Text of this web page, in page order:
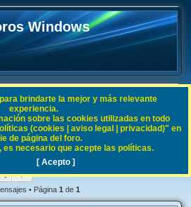
Windows
Informática
B
al abril Exel
BuscarBúsqueda avanzada
• Página 1 de 1
brindarte la mejor y más relevante
experiencia.
sobre las cookies utilizadas en todo
(cookies | aviso legal | privacidad)" en
de página del foro.
es necesario que acepte las políticas.
[ Acepto ]